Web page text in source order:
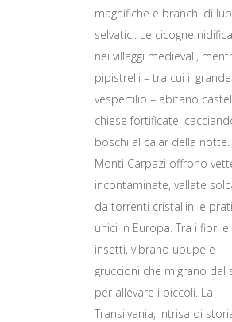
magnifiche e branchi di
selvatici. Le cicogne
nei villaggi medievali,
pipistrelli – tra cui il grande
vespertilio – abitano
chiese fortificate,
boschi al calar della notte.
Monti Carpazi offrono
incontaminate, vallate
da torrenti cristallini e
unici in Europa. Tra i fiori e
insetti, vibrano upupe e
gruccioni che migrano dal
per allevare i piccoli. La
Transilvania, intrisa di